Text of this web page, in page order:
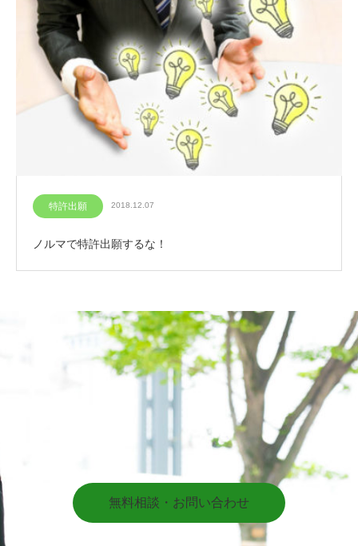
特許出願 2018.12.07
ノルマで特許出願するな！
無料相談・お問い合わせ